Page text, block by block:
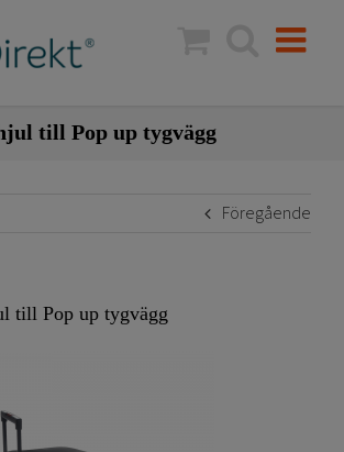
till Pop up tygvägg
Föregående
till Pop up tygvägg